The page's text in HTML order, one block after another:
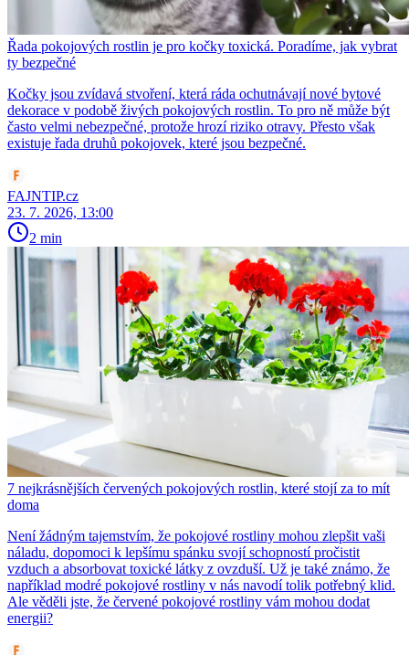
Řada pokojových rostlin je pro kočky toxická. Poradíme, jak vybrat
ty bezpečné
Kočky jsou zvídavá stvoření, která ráda ochutnávají nové bytové
dekorace v podobě živých pokojových rostlin. To pro ně může být
často velmi nebezpečné, protože hrozí riziko otravy. Přesto však
existuje řada druhů pokojovek, které jsou bezpečné.
FAJNTIP.cz
23. 7. 2026, 13:00
2 min
7 nejkrásnějších červených pokojových rostlin, které stojí za to mít
doma
Není žádným tajemstvím, že pokojové rostliny mohou zlepšit vaši
náladu, dopomoci k lepšímu spánku svojí schopností pročistit
vzduch a absorbovat toxické látky z ovzduší. Už je také známo, že
například modré pokojové rostliny v nás navodí tolik potřebný klid.
Ale věděli jste, že červené pokojové rostliny vám mohou dodat
energii?